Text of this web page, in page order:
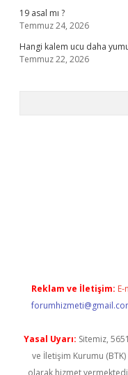
19 asal mı ?
Temmuz 24, 2026
Hangi kalem ucu daha
Temmuz 22, 2026
Reklam ve İletişim: E-
Yasal Uyarı: Sitemiz,
ve İletişim Kurumu (BTK)
olarak hizmet